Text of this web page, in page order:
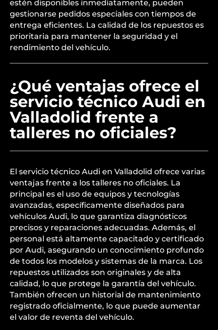
estén disponibles inmediatamente, pueden
gestionarse pedidos especiales con tiempos de
entrega eficientes. La calidad de los repuestos es
prioritaria para mantener la seguridad y el
rendimiento del vehículo.
¿Qué ventajas ofrece el
servicio técnico Audi en
Valladolid frente a
talleres no oficiales?
El servicio técnico Audi en Valladolid ofrece varias
ventajas frente a los talleres no oficiales. La
principal es el uso de equipos y tecnologías
avanzadas, específicamente diseñados para
vehículos Audi, lo que garantiza diagnósticos
precisos y reparaciones adecuadas. Además, el
personal está altamente capacitado y certificado
por Audi, asegurando un conocimiento profundo
de todos los modelos y sistemas de la marca. Los
repuestos utilizados son originales y de alta
calidad, lo que protege la garantía del vehículo.
También ofrecen un historial de mantenimiento
registrado oficialmente, lo que puede aumentar
el valor de reventa del vehículo.